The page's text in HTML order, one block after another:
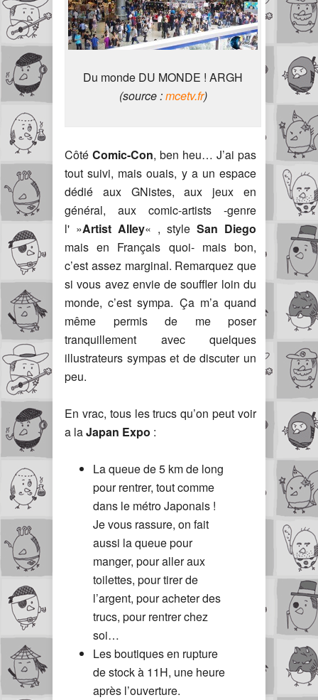
Du monde DU MONDE ! ARGH
(source :mcetv.fr)
Côté Comic-Con, ben heu… J’ai pas
tout suivi, mais ouais, y a un espace
dédié aux GNistes, aux jeux en
général, aux comic-artists -genre
l' »Artist Alley« , style San Diego
mais en Français quoi- mais bon,
c’est assez marginal. Remarquez que
si vous avez envie de souffler loin du
monde, c’est sympa. Ça m’a quand
même permis de me poser
tranquillement avec quelques
illustrateurs sympas et de discuter un
peu.
En vrac, tous les trucs qu’on peut voir
a laJapan Expo :
La queue de 5 km de long
pour rentrer, tout comme
dans le métro Japonais !
Je vous rassure, on fait
aussi la queue pour
manger, pour aller aux
toilettes, pour tirer de
l’argent, pour acheter des
trucs, pour rentrer chez
soi…
Les boutiques en rupture
de stock à 11H, une heure
après l’ouverture.